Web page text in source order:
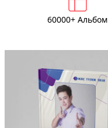
60000+ Альбом